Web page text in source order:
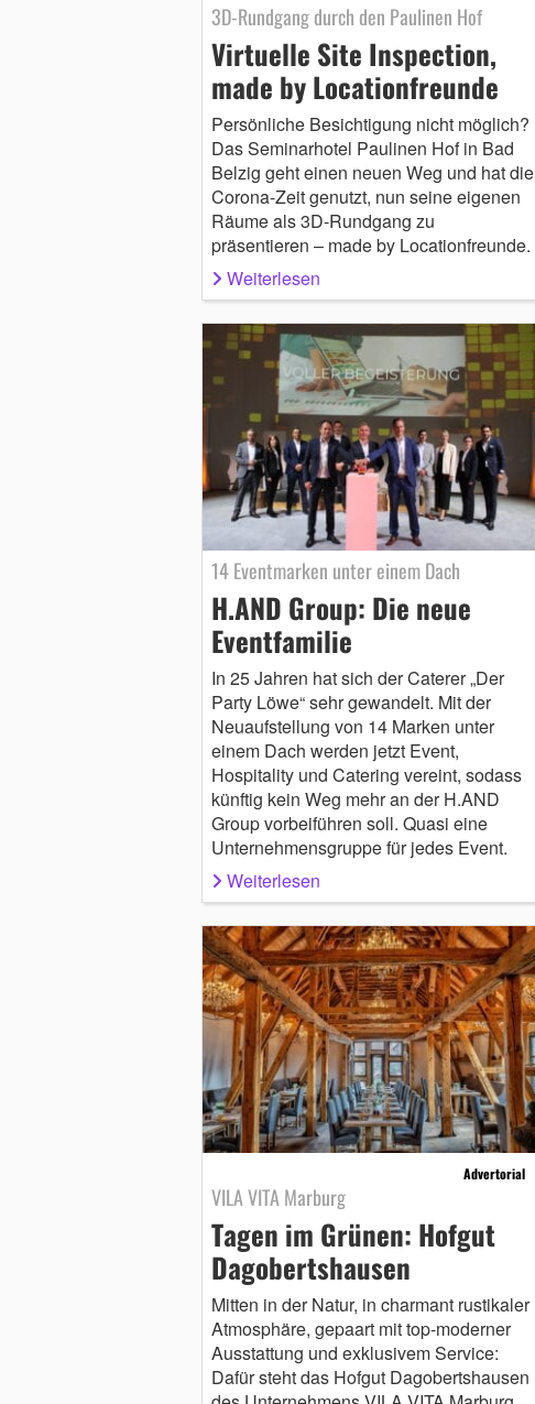
3D-Rundgang durch den Paulinen Hof
Virtuelle Site Inspection,
made by Locationfreunde
Persönliche Besichtigung nicht möglich?
Das Seminarhotel Paulinen Hof in Bad
Belzig geht einen neuen Weg und hat die
Corona-Zeit genutzt, nun seine eigenen
Räume als 3D-Rundgang zu
präsentieren – made by Locationfreunde.
Weiterlesen
14 Eventmarken unter einem Dach
H.AND Group: Die neue
Eventfamilie
In 25 Jahren hat sich der Caterer „Der
Party Löwe“ sehr gewandelt. Mit der
Neuaufstellung von 14 Marken unter
einem Dach werden jetzt Event,
Hospitality und Catering vereint, sodass
künftig kein Weg mehr an der H.AND
Group vorbeiführen soll. Quasi eine
Unternehmensgruppe für jedes Event.
Weiterlesen
Advertorial
VILA VITA Marburg
Tagen im Grünen: Hofgut
Dagobertshausen
Mitten in der Natur, in charmant rustikaler
Atmosphäre, gepaart mit top-moderner
Ausstattung und exklusivem Service:
Dafür steht das Hofgut Dagobertshausen